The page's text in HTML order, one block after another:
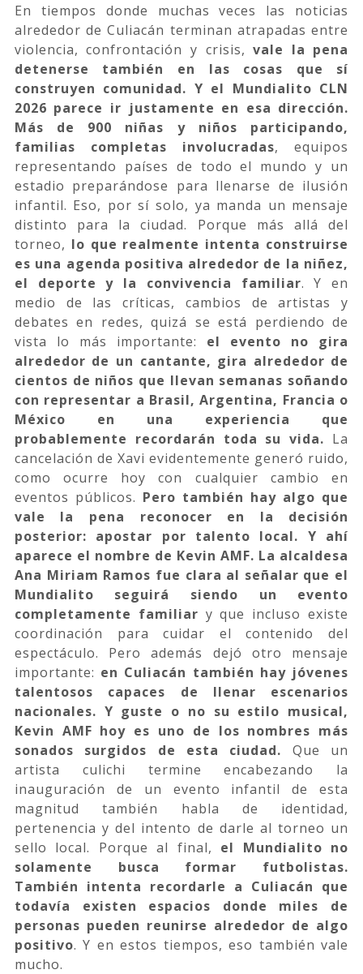
En tiempos donde muchas veces las noticias
alrededor de Culiacán terminan atrapadas entre
violencia, confrontación y crisis,vale la pena
detenerse también en las cosas que sí
construyen comunidad. Y el Mundialito CLN
2026 parece ir justamente en esa dirección.
Más de 900 niñas y niños participando,
familias completas involucradas, equipos
representando países de todo el mundo y un
estadio preparándose para llenarse de ilusión
infantil. Eso, por sí solo, ya manda un mensaje
distinto para la ciudad. Porque más allá del
torneo, lo que realmente intenta construirse
es una agenda positiva alrededor de la niñez,
el deporte y la convivencia familiar. Y en
medio de las críticas, cambios de artistas y
debates en redes, quizá se está perdiendo de
vista lo más importante: el evento no gira
alrededor de un cantante, gira alrededor de
cientos de niños que llevan semanas soñando
con representar a Brasil, Argentina, Francia o
México en una experiencia que
probablemente recordarán toda su vida. La
cancelación de Xavi evidentemente generó ruido,
como ocurre hoy con cualquier cambio en
eventos públicos. Pero también hay algo que
vale la pena reconocer en la decisión
posterior: apostar por talento local. Y ahí
aparece el nombre de Kevin AMF. La alcaldesa
Ana Miriam Ramos fue clara al señalar que el
Mundialito seguirá siendo un evento
completamente familiar y que incluso existe
coordinación para cuidar el contenido del
espectáculo. Pero además dejó otro mensaje
importante: en Culiacán también hay jóvenes
talentosos capaces de llenar escenarios
nacionales. Y guste o no su estilo musical,
Kevin AMF hoy es uno de los nombres más
sonados surgidos de esta ciudad. Que un
artista culichi termine encabezando la
inauguración de un evento infantil de esta
magnitud también habla de identidad,
pertenencia y del intento de darle al torneo un
sello local. Porque al final, el Mundialito no
solamente busca formar futbolistas.
También intenta recordarle a Culiacán que
todavía existen espacios donde miles de
personas pueden reunirse alrededor de algo
positivo. Y en estos tiempos, eso también vale
mucho.